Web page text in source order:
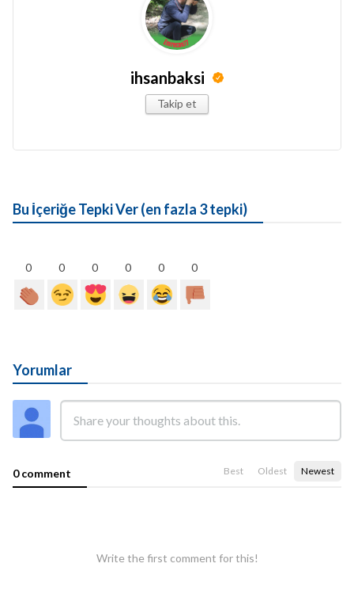
ihsanbaksi
Takip et
Bu İçeriğe Tepki Ver (en fazla 3 tepki)
0 0 0 0 0 0
Yorumlar
0 comment Best Oldest Newest
Write the first comment for this!